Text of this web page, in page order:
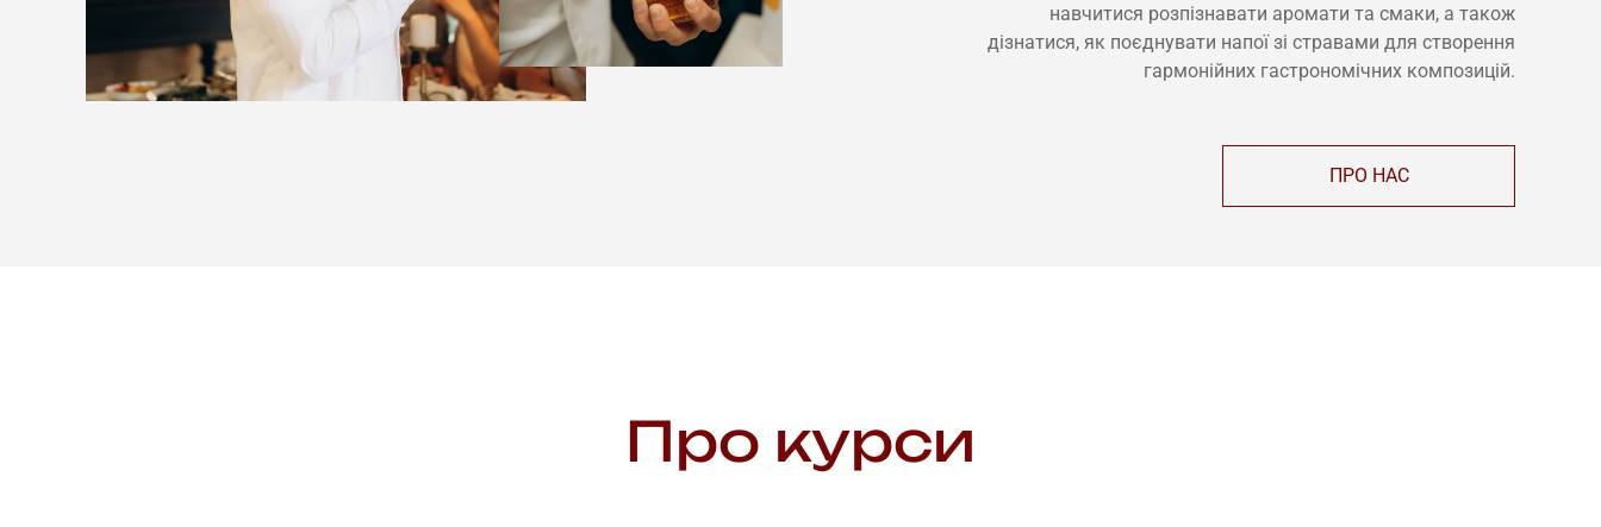
навчитися розпізнавати аромати та смаки, а також
дізнатися, як поєднувати напої зі стравами для створення
гармонійних гастрономічних композицій.
ПРО НАС
Про курси